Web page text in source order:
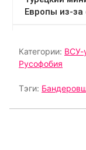
Категории: ВСУ-
Русофобия
Тэги: